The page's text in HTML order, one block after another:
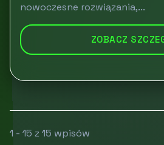
nowoczesne rozwiązania,...
ZOBACZ
1 - 15 z 15 wpisów